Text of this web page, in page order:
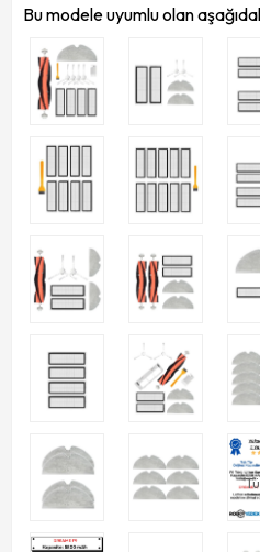
Bu modele uyumlu olan